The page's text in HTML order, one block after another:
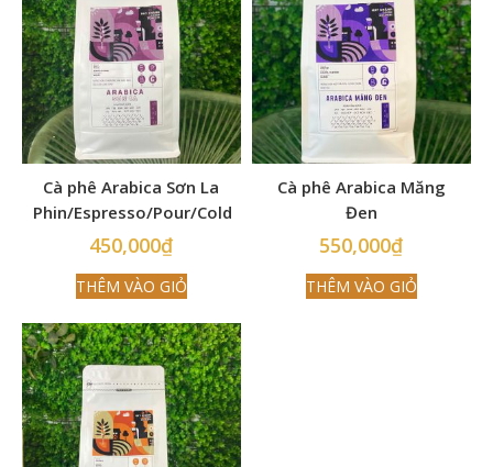
Cà phê Arabica Sơn La
Phin/Espresso/Pour/Cold
Brew
450,000₫
THÊM VÀO GIỎ
Cà phê Arabica Măng
Đen
Phin/Espresso/Pour/Cold
550,000₫
THÊM VÀO GIỎ